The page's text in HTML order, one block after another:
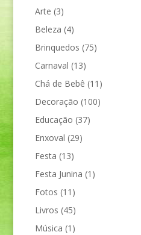
Arte (3)
Beleza (4)
Brinquedos (75)
Carnaval (13)
Chá de Bebê (11)
Decoração (100)
Educação (37)
Enxoval (29)
Festa (13)
Festa Junina (1)
Fotos (11)
Livros (45)
Música (1)